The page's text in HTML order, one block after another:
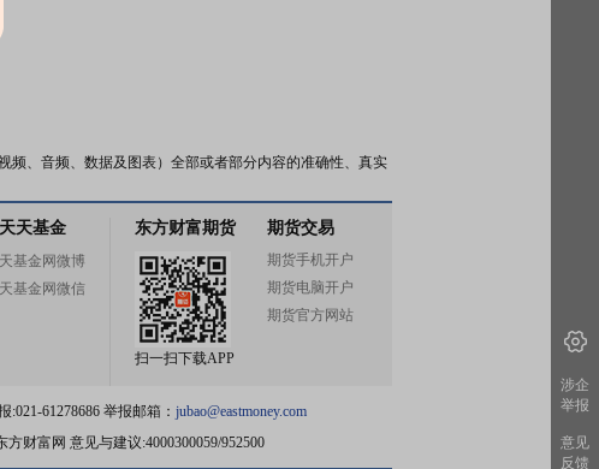
频、音频、数据及图表）全部或者部分内容的准确性、真实
天基金
基金网微博
基金网微信
东方财富期货
扫一扫下载APP
期货交易
期货手机开户
期货电脑开户
期货官方网站
61278686 举报邮箱： jubao@eastmoney.com
方财富网 意见与建议:4000300059/952500
涉企
举报
意见
反馈